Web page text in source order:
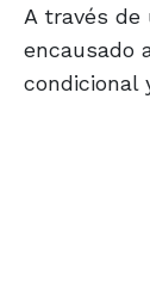
A través de
encausado
condicional